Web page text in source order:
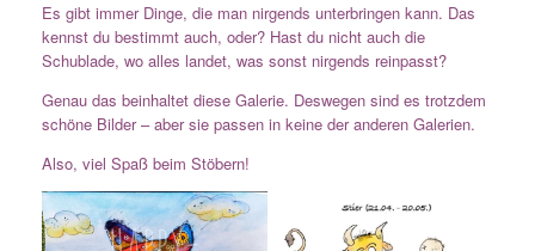
Es gibt immer Dinge, die man nirgends unterbringen kann. Das
kennst du bestimmt auch, oder? Hast du nicht auch die
Schublade, wo alles landet, was sonst nirgends reinpasst?
Genau das beinhaltet diese Galerie. Deswegen sind es trotzdem
schöne Bilder – aber sie passen in keine der anderen Galerien.
Also, viel Spaß beim Stöbern!